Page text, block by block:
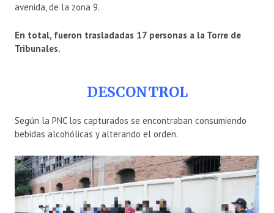
avenida, de la zona 9.
En total, fueron trasladadas 17 personas a la Torre de
Tribunales.
DESCONTROL
Según la PNC los capturados se encontraban consumiendo
bebidas alcohólicas y alterando el orden.